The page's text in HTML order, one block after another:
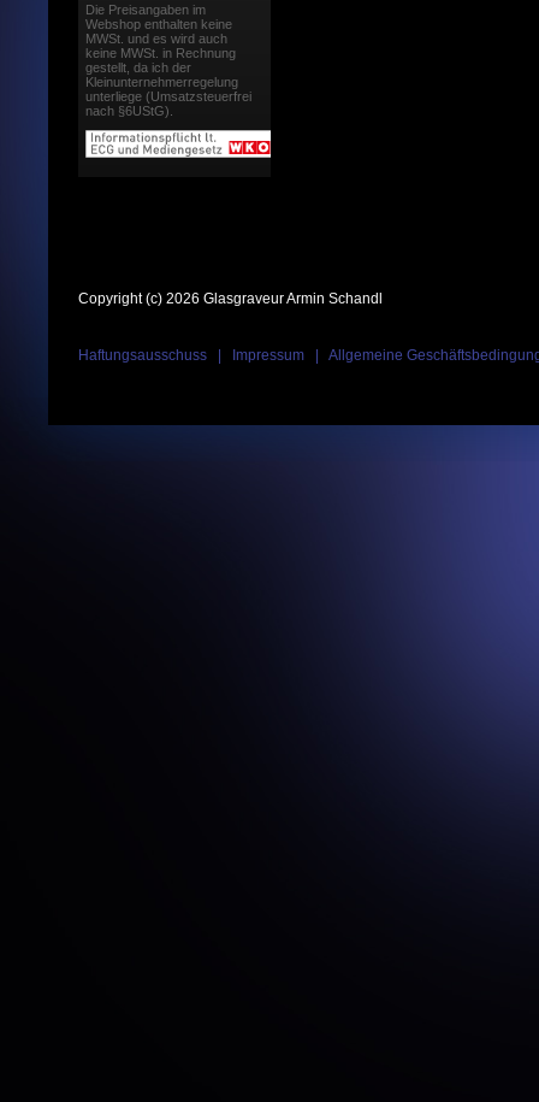
Die Preisangaben im
Webshop enthalten keine
MWSt. und es wird auch
keine MWSt. in Rechnung
gestellt, da ich der
Kleinunternehmerregelung
unterliege (Umsatzsteuerfrei
nach §6UStG).
Copyright (c) 2026 Glasgraveur Armin Schandl
Haftungsausschuss Impressum Allgemeine